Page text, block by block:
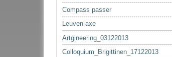
Compass passer
Leuven axe
Artgineering_03122013
Colloquium_Brigittinen_17122013